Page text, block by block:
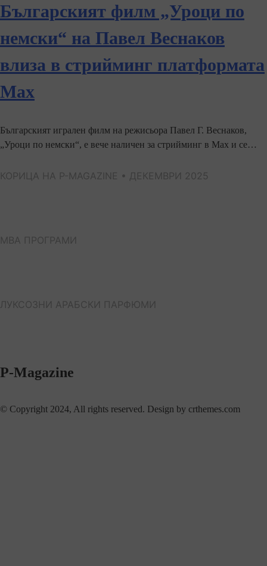
Българският филм „Уроци по
немски“ на Павел Веснаков
влиза в стрийминг платформата
Max
Българският игрален филм на режисьора Павел Г. Веснаков,
„Уроци по немски“, е вече наличен за стрийминг в Max и се…
КОРИЦА НА P-MAGAZINE • ДЕКЕМВРИ 2025
МВА ПРОГРАМИ
ЛУКСОЗНИ АРАБСКИ ПАРФЮМИ
P-Magazine
© Copyright 2024, All rights reserved. Design by crthemes.com